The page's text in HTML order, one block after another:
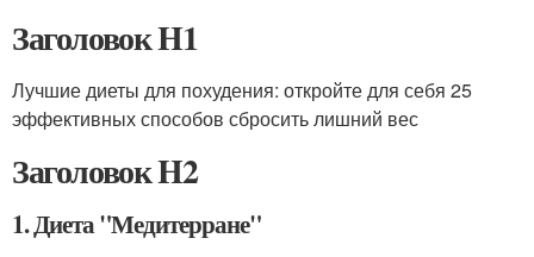
Заголовок H1
Лучшие диеты для похудения: откройте для себя 25
эффективных способов сбросить лишний вес
Заголовок H2
1. Диета "Медитерране"